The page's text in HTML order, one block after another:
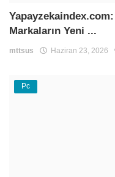
Markaların Yeni ...
mttsus Haziran 23, 2026
Pc